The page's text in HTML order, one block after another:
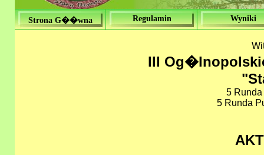
Strona G��wna Regulamin Wyniki
III
5
5 Runda